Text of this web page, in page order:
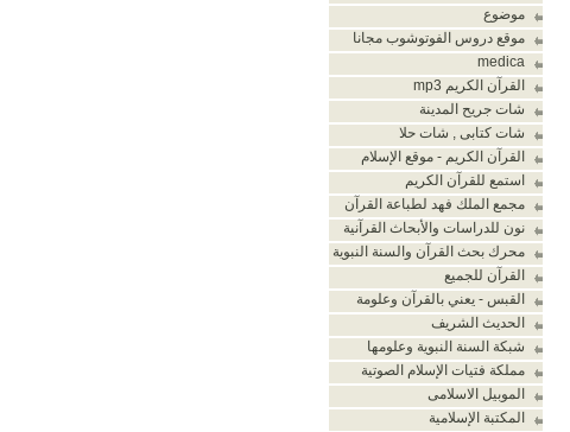
موضوع
موقع دروس الفوتوشوب مجانا
medica
القرآن الكريم mp3
شات جريح المدينة
شات كتابى , شات حلا
القرآن الكريم - موقع الإسلام
استمع للقرآن الكريم
مجمع الملك فهد لطباعة القرآن
نون للدراسات والأبحاث القرآنية
محرك بحث القرآن والسنة النبوية
القرآن للجميع
القبس - يعني بالقرآن وعلومة
الحديث الشريف
شبكة السنة النبوية وعلومها
مملكة فتيات الإسلام الصوتية
الموبيل الاسلامى
المكتبة الإسلامية